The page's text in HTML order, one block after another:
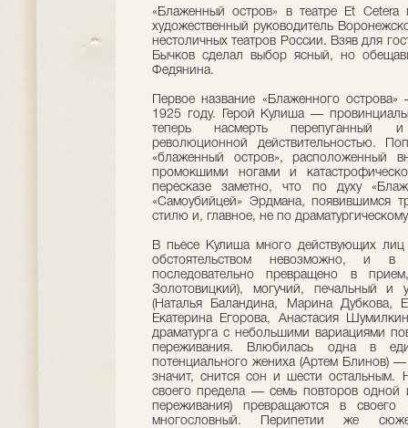
«Блаженный остров» в театре Et
художественный руководитель
нестоличных театров России. Взяв для
Бычков сделал выбор ясный, но
Федянина.
Первое название «Блаженного
1925 году. Герой Кулиша —
теперь насмерть перепуганный и
революционной действительностью.
«блаженный остров», расположенный
промокшими ногами и
пересказе заметно, что по духу
«Самоубийцей» Эрдмана, появившимся
стилю и, главное, не по драматургическому
В пьесе Кулиша много действующих
обстоятельством невозможно, и
последовательно превращено в
Золотовицкий), могучий, печальный
(Наталья Баландина, Марина Дубкова,
Екатерина Егорова, Анастасия
драматурга с небольшими вариациями
переживания. Влюбилась одна в
потенциального жениха (Артем Блинов)
значит, снится сон и шести
своего предела — семь повторов
переживания) превращаются в своего
многословный. Перипетии же